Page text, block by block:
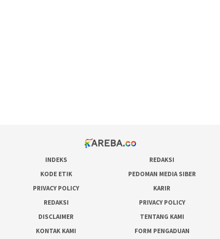
INDEKS
REDAKSI
KODE ETIK
PEDOMAN MEDIA SIBER
PRIVACY POLICY
KARIR
REDAKSI
PRIVACY POLICY
DISCLAIMER
TENTANG KAMI
KONTAK KAMI
FORM PENGADUAN